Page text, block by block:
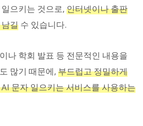
으키는 것으로, 인터넷이나 출판
길 수 있습니다.
나 학회 발표 등 전문적인 내용을
많기 때문에, 부드럽고 정밀하게
문자 일으키는 서비스를 사용하는